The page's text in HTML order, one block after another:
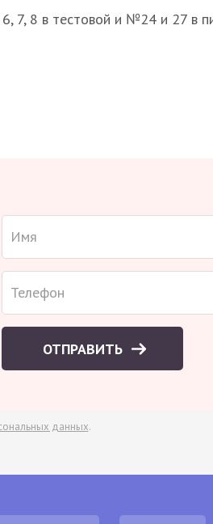
7, 8 в тестовой и №24 и 27 в
ОТПРАВИТЬ
данных.